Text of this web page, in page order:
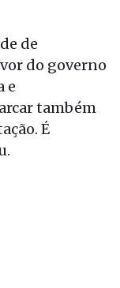
de
do governo
e
também
É